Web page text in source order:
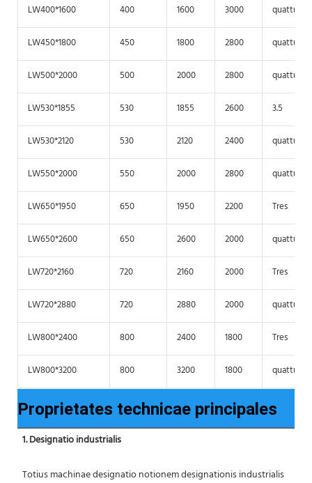
LW400*1600 400 1600 3000 quattuor
LW450*1800 450 1800 2800 quattuor
LW500*2000 500 2000 2800 quattuor
LW530*1855 530 1855 2600 3.5
LW530*2120 530 2120 2400 quattuor
LW550*2000 550 2000 2800 quattuor
LW650*1950 650 1950 2200 Tres
LW650*2600 650 2600 2000 quattuor
LW720*2160 720 2160 2000 Tres
LW720*2880 720 2880 2000 quattuor
LW800*2400 800 2400 1800 Tres
LW800*3200 800 3200 1800 quattuor
Proprietates technicae principales
1. Designatio industrialis